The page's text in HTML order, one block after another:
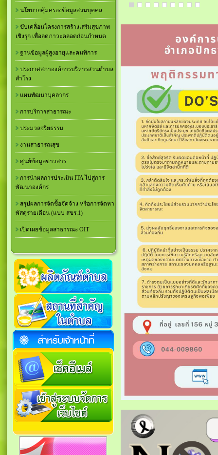
นโยบายคุ้มครองข้อมูลส่วนบุคคล
ขับเคลื่อนโครงการสร้างเสริมสุขภาพ
เชิงรุก เพื่อลดภาวะคลอดก่อนกำหนด
ฐานข้อมูลผู้สูงอายุและคนพิการ
ประกาศสภาองค์การบริหารส่วนตำบล
สำโรง
แผนพัฒนาบุคลากร
การบริการสาธารณะ
ประมวลจริยธรรม
งานสาธารณสุข
ศูนย์ข้อมูลข่าวสาร
การนำผลการประเมิน ITA ไปสู่การ
พัฒนาองค์กร
สรุปผลการจัดซื้อจัดจ้าง หรือการจัดหา
พัสดุรายเดือน (แบบ สขร.1)
เปิดเผยข้อมูลสาธารณะ OIT